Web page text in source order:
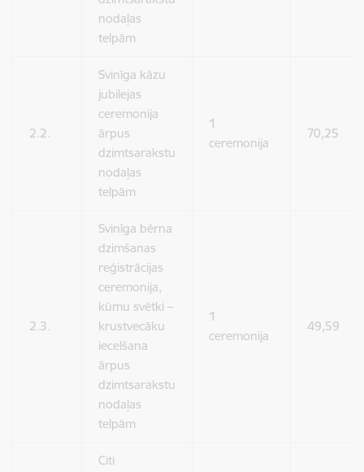
nodaļas
telpām
2.2.
Svinīga kāzu
jubilejas
ceremonija
ārpus
dzimtsarakstu
nodaļas
telpām
1
ceremonija
70,25
2.3.
Svinīga bērna
dzimšanas
reģistrācijas
ceremonija,
kūmu svētki –
krustvecāku
iecelšana
ārpus
dzimtsarakstu
nodaļas
telpām
1
ceremonija
49,59
Citi